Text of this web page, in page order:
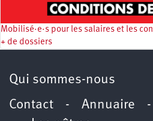
Mobilisé·e·s pour les salaires et les
+ de dossiers
Qui sommes-nous
Contact - Annuaire